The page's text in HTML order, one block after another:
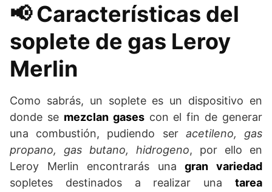
📢 Características del
soplete de gas Leroy
Merlin
Como sabrás, un soplete es un dispositivo en
donde se mezclan gasescon el fin de generar
una combustión, pudiendo ser acetileno, gas
propano, gas butano, hidrogeno, por ello en
Leroy Merlin encontrarás unagran variedad
sopletes destinados a realizar una tarea